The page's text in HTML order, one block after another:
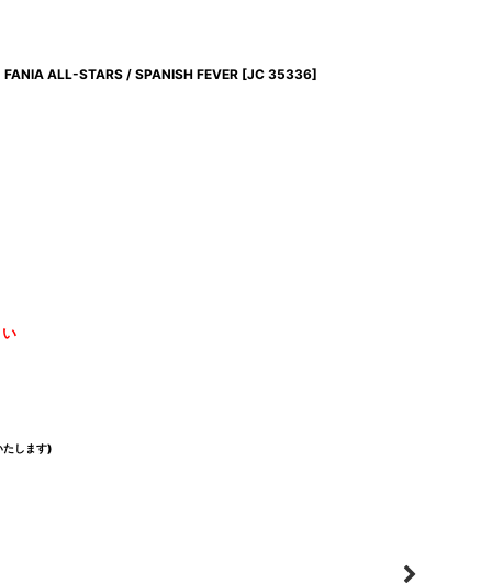
FANIA ALL-STARS / SPANISH FEVER [JC 35336]
たします)